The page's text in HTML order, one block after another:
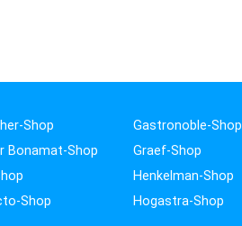
Shop
Bonamat-Shop
Shop
Gastronoble-Shop
Graef-Shop
Henkelman-Shop
Hogastra-Shop